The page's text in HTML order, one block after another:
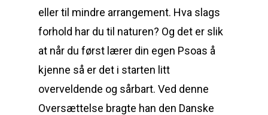
eller til mindre arrangement. Hva slags
forhold har du til naturen? Og det er slik
at når du først lærer din egen Psoas å
kjenne så er det i starten litt
overveldende og sårbart. Ved denne
Oversættelse bragte han den Danske